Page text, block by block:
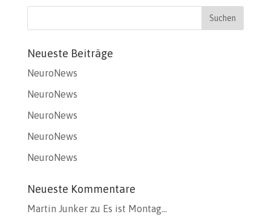
Neueste Beiträge
NeuroNews
NeuroNews
NeuroNews
NeuroNews
NeuroNews
Neueste Kommentare
Martin Junkerzu Es ist Montag…